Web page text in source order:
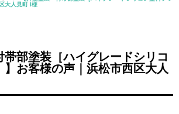
大人見町 I様
帯部塗装［ハイグレードシリコ
】お客様の声｜浜松市西区大人